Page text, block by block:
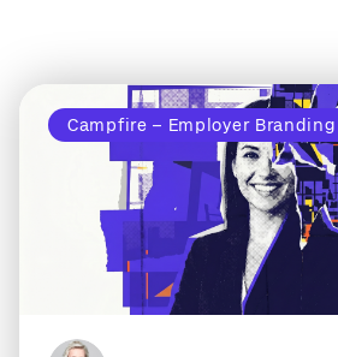
Campfire – Employer Branding